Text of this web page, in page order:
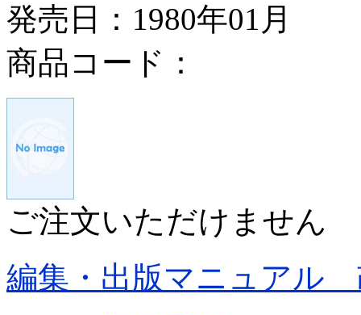
発売日：1980年01月
商品コード：
ご注文いただけません
編集・出版マニュアル